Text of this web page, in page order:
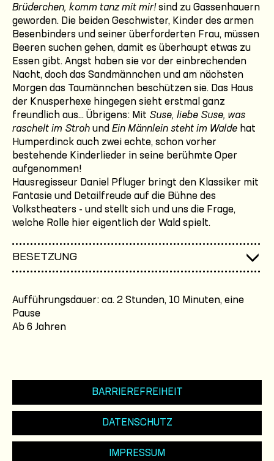
Brüderchen, komm tanz mit mir! sind zu Gassenhauern
geworden. Die beiden Geschwister, Kinder des armen
Besenbinders und seiner überforderten Frau, müssen
Beeren suchen gehen, damit es überhaupt etwas zu
Essen gibt. Angst haben sie vor der einbrechenden
Nacht, doch das Sandmännchen und am nächsten
Morgen das Taumännchen beschützen sie. Das Haus
der Knusperhexe hingegen sieht erstmal ganz
freundlich aus... Übrigens: Mit Suse, liebe Suse, was
raschelt im Stroh und Ein Männlein steht im Walde hat
Humperdinck auch zwei echte, schon vorher
bestehende Kinderlieder in seine berühmte Oper
aufgenommen!
Hausregisseur Daniel Pfluger bringt den Klassiker mit
Fantasie und Detailfreude auf die Bühne des
Volkstheaters - und stellt sich und uns die Frage,
welche Rolle hier eigentlich der Wald spielt.
BESETZUNG
Aufführungsdauer: ca. 2 Stunden, 10 Minuten, eine
Pause
Ab 6 Jahren
BARRIEREFREIHEIT
DATENSCHUTZ
IMPRESSUM